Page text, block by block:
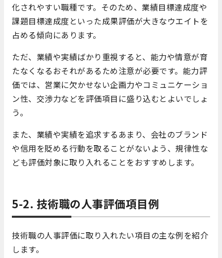
化されやすい職種です。そのため、業績目標達成度や
課題目標達成度といった成果評価が大きなウエイトを
占める傾向にあります。
ただ、業績や実績ばかり重視すると、能力や情意が育
たなくなるおそれがあるため注意が必要です。能力評
価では、営業に欠かせない企画力やコミュニケーショ
ン性、交渉力などを評価項目に盛り込むとよいでしょ
う。
また、業績や実績を追求するあまり、会社のブランド
や信用を貶める行動を取ることがないよう、規律性な
ども評価対象に取り入れることをおすすめします。
5-2. 技術職の人事評価項目例
技術職の人事評価に取り入れたい項目の主な例を紹介
します。